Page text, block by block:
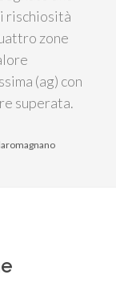
rischiosità
zone
(ag) con
superata.